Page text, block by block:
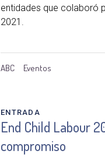
entidades que colaboró
2021.
ABC Eventos
ENTRADA
End Child Labour
compromiso